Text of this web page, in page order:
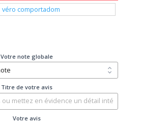
Votre note globale
Titre de votre avis
Votre avis